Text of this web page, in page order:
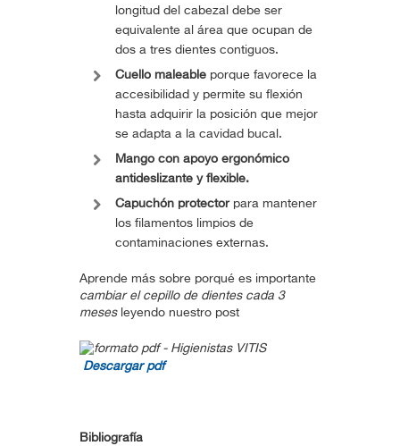
longitud del cabezal debe ser
equivalente al área que ocupan de
dos a tres dientes contiguos.
Cuello maleable porque favorece la
accesibilidad y permite su flexión
hasta adquirir la posición que mejor
se adapta a la cavidad bucal.
Mango con apoyo ergonómico
antideslizante y flexible.
Capuchón protectorpara mantener
los filamentos limpios de
contaminaciones externas.
Aprende más sobre porqué es importante
cambiar el cepillo de dientes cada 3
mesesleyendo nuestro post
Descargar pdf
Bibliografía